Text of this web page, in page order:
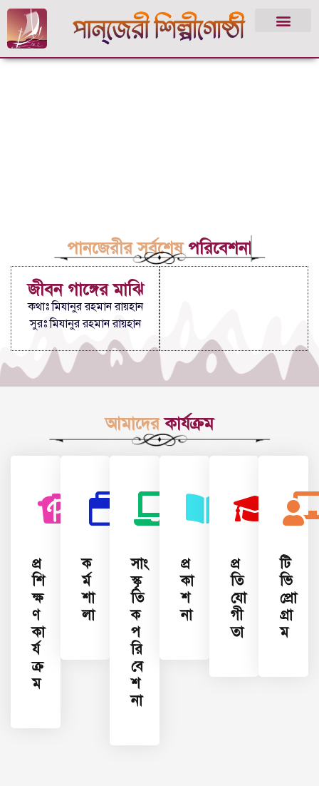
পানজেরীর সর্বশেষ পরিবেশনা
জীবন গাঙ্গের মাঝি
কথাঃ মিযানুর রহমান রায়হান
সুরঃ মিযানুর রহমান রায়হান
আমাদেরকার্যক্রম
প্র
শি
ক্ষ
ণ
কা
র্য
ক্র
ম
ক
র্ম
শা
লা
সাং
স্কৃ
তি
ক
প
রি
বে
শ
না
প্র
কা
শ
না
প্র
তি
যো
গী
তা
টি
ভি
প্রো
গ্রা
ম